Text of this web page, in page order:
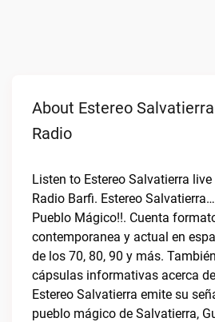
About Estereo
Radio
Listen to Estereo Salvatierra
Radio Barfi. Estereo Salvatierra…
Pueblo Mágico!!. Cuenta
contemporanea y actual en
de los 70, 80, 90 y más.
cápsulas informativas acerca
Estereo Salvatierra emite su
pueblo mágico de Salvatierra,